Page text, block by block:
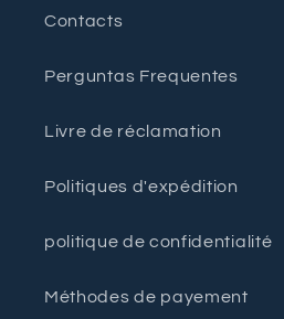
Contacts
Perguntas Frequentes
Livre de réclamation
Politiques d'expédition
politique de confidentialité
Méthodes de payement